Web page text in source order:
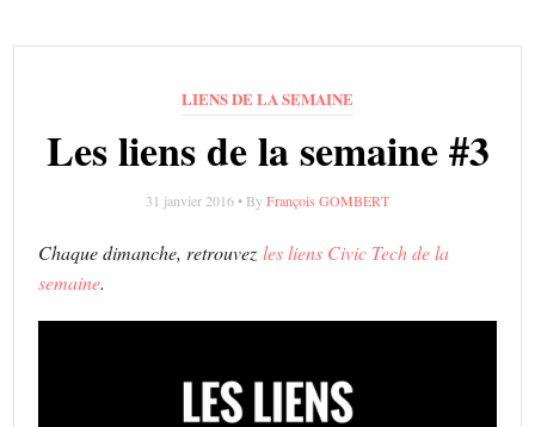
LIENS DE LA SEMAINE
Les liens de la semaine #3
31 janvier 2016 • By François GOMBERT
Chaque dimanche, retrouvezles liens Civic Tech de la
semaine.